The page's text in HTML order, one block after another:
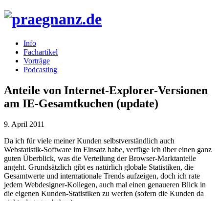
Info
Fachartikel
Vorträge
Podcasting
Anteile von Internet-Explorer-Versionen
am IE-Gesamtkuchen (update)
9. April 2011
Da ich für viele meiner Kunden selbstverständlich auch
Webstatistik-Software im Einsatz habe, verfüge ich über einen ganz
guten Überblick, was die Verteilung der Browser-Marktanteile
angeht. Grundsätzlich gibt es natürlich globale Statistiken, die
Gesamtwerte und internationale Trends aufzeigen, doch ich rate
jedem Webdesigner-Kollegen, auch mal einen genaueren Blick in
die eigenen Kunden-Statistiken zu werfen (sofern die Kunden da